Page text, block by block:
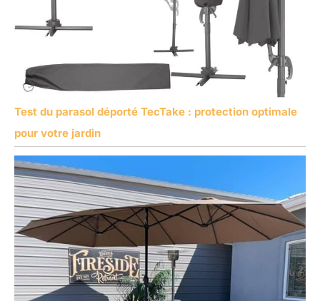
Test du parasol déporté TecTake : protection optimale
pour votre jardin